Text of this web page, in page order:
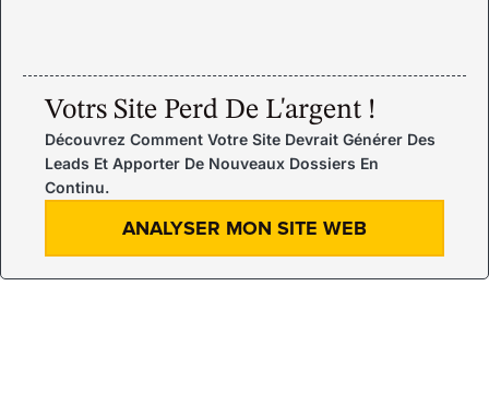
Votrs Site Perd De L'argent !
Découvrez Comment Votre Site Devrait Générer Des
Leads Et Apporter De Nouveaux Dossiers En
Continu.
ANALYSER MON SITE WEB